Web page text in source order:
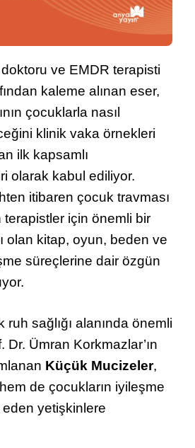
ve EMDR terapisti
kaleme alınan eser,
çocuklarla nasıl
klinik vaka örnekleri
ilk kapsamlı
olarak kabul ediliyor.
itibaren çocuk travması
terapistler için önemli bir
olan kitap, oyun, beden ve
süreçlerine dair özgün
ruh sağlığı alanında önemli
Dr. Ümran Korkmazlar’ın
Küçük Mucizeler,
de çocukların iyileşme
yetişkinlere